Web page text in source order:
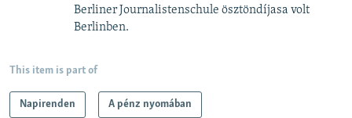
Berliner Journalistenschule ösztöndíjasa volt
Berlinben.
This item is part of
Napirenden A pénz nyomában